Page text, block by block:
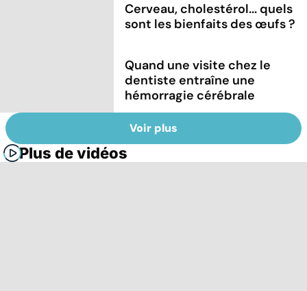
Cerveau, cholestérol... quels
sont les bienfaits des œufs ?
Quand une visite chez le
dentiste entraîne une
hémorragie cérébrale
Voir plus
Plus de vidéos